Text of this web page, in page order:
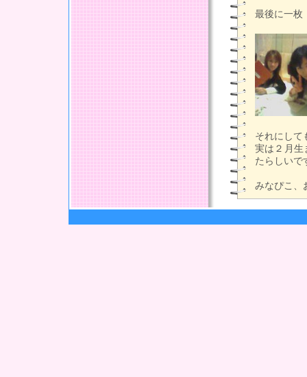
最後に一枚
それにして
実は２月生
たらしいで
みなぴこ、